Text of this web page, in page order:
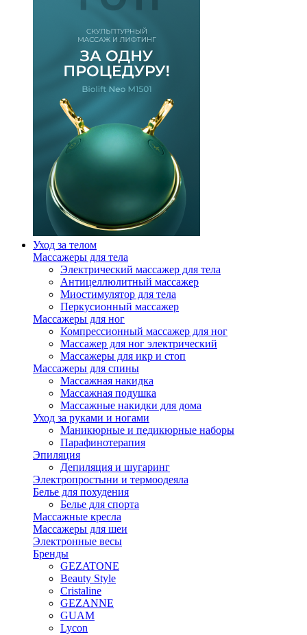
Уход за телом
Массажеры для тела
Электрический массажер для тела
Антицеллюлитный массажер
Миостимулятор для тела
Перкусионный массажер
Массажеры для ног
Компрессионный массажер для ног
Массажер для ног электрический
Массажеры для икр и стоп
Массажеры для спины
Массажная накидка
Массажная подушка
Массажные накидки для дома
Уход за руками и ногами
Маникюрные и педикюрные наборы
Парафинотерапия
Эпиляция
Депиляция и шугаринг
Электропростыни и термоодеяла
Белье для похудения
Белье для спорта
Массажные кресла
Массажеры для шеи
Электронные весы
Бренды
GEZATONE
Beauty Style
Cristaline
GEZANNE
GUAM
Lycon